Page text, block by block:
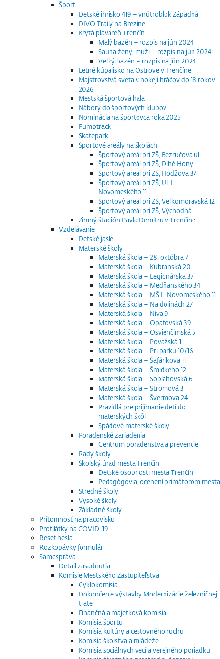
Šport
Detské ihrisko 419 – vnútroblok Západná
DIVO Traily na Brezine
Krytá plaváreň Trenčín
Malý bazén – rozpis na jún 2024
Sauna ženy, muži – rozpis na jún 2024
Veľký bazén – rozpis na jún 2024
Letné kúpalisko na Ostrove v Trenčíne
Majstrovstvá sveta v hokeji hráčov do 18 rokov
2026
Mestská športová hala
Nábory do športových klubov
Nominácia na športovca roka 2025
Pumptrack
Skatepark
Športové areály na školách
Športový areál pri ZŠ, Bezručova ul.
Športový areál pri ZŠ, Dlhé Hony
Športový areál pri ZŠ, Hodžova 37
Športový areál pri ZŠ, Ul. L.
Novomeského 11
Športový areál pri ZŠ, Veľkomoravská 12
Športový areál pri ZŠ, Východná
Zimný štadión Pavla Demitru v Trenčíne
Vzdelávanie
Detské jasle
Materské školy
Materská škola – 28. októbra 7
Materská škola – Kubranská 20
Materská škola – Legionárska 37
Materská škola – Medňanského 34
Materská škola – MŠ L. Novomeského 11
Materská škola – Na dolinách 27
Materská škola – Niva 9
Materská škola – Opatovská 39
Materská škola – Osvienčimská 5
Materská škola – Považská 1
Materská škola – Pri parku 10/16
Materská škola – Šafárikova 11
Materská škola – Šmidkeho 12
Materská škola – Soblahovská 6
Materská škola – Stromová 3
Materská škola – Švermova 24
Pravidlá pre prijímanie detí do
materských škôl
Spádové materské školy
Poradenské zariadenia
Centrum poradenstva a prevencie
Rady školy
Školský úrad mesta Trenčín
Detské osobnosti mesta Trenčín
Pedagógovia, ocenení primátorom mesta
Stredné školy
Vysoké školy
Základné školy
Prítomnosť na pracovisku
Protilátky na COVID-19
Reset hesla
Rozkopávky formulár
Samospráva
Detail zasadnutia
Komisie Mestského Zastupiteľstva
Cyklokomisia
Dokončenie výstavby Modernizácie železničnej
trate
Finančná a majetková komisia
Komisia športu
Komisia kultúry a cestovného ruchu
Komisia školstva a mládeže
Komisia sociálnych vecí a verejného poriadku